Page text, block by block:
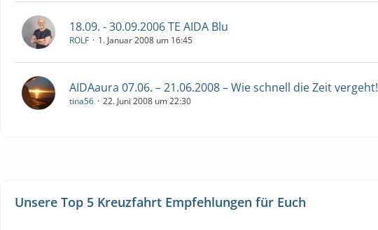
18.09. - 30.09.2006 TE AIDA Blu
ROLF 1. Januar 2008 um 16:45
AIDAaura 07.06. – 21.06.2008 – Wie schnell die Zeit vergeht!
tina56 22. Juni 2008 um 22:30
Unsere Top 5 Kreuzfahrt Empfehlungen für Euch